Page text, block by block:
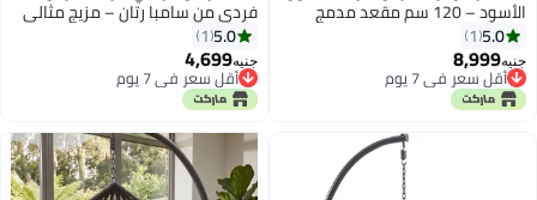
الأسود – 120 سم مقعد مدمج
وأنيق
5.0
1
جنيه8,999
أقل سعر في 7 يوم
أقل سعر في 7 يوم
فردي من سامبا رتان – مزيج مثالي
من الأسلوب والراحة لشخص واحد
5.0
1
جنيه4,699
أقل سعر في 7 يوم
أقل سعر في 7 يوم